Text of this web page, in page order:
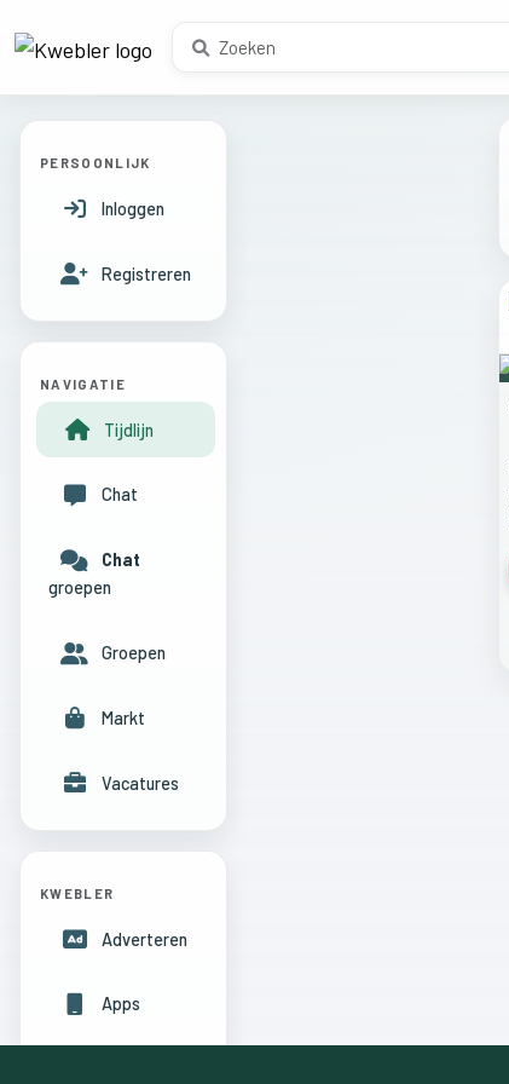
PERSOONLIJK
Inloggen
Registreren
NAVIGATIE
Tijdlijn
Chat
Chat
groepen
Groepen
Markt
Vacatures
KWEBLER
Adverteren
Apps